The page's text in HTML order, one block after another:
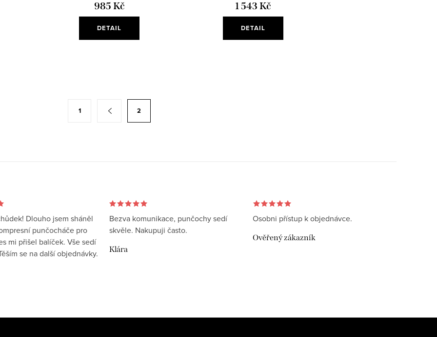
985 Kč
DETAIL
1 543 Kč
DETAIL
1 2
Dlouho jsem sháněl
punčocháče pro
mi přišel balíček. Vše sedí
se na další objednávky.
Bezva komunikace, punčochy sedí
skvěle. Nakupuji často.
Klára
Osobni přístup k objednávce.
Ověřený zákazník